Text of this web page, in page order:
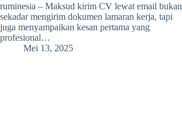
ruminesia – Maksud kirim CV lewat email bukan
sekadar mengirim dokumen lamaran kerja, tapi
juga menyampaikan kesan pertama yang
profesional…
Mei 13, 2025